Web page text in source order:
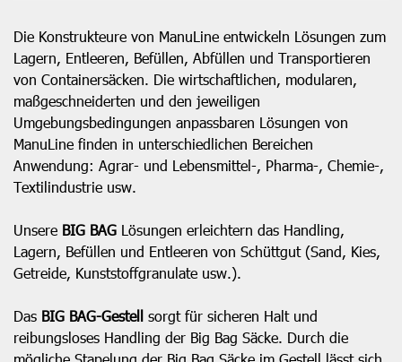
Die Konstrukteure von ManuLine entwickeln Lösungen zum
Lagern, Entleeren, Befüllen, Abfüllen und Transportieren
von Containersäcken. Die wirtschaftlichen, modularen,
maßgeschneiderten und den jeweiligen
Umgebungsbedingungen anpassbaren Lösungen von
ManuLine finden in unterschiedlichen Bereichen
Anwendung: Agrar- und Lebensmittel-, Pharma-, Chemie-,
Textilindustrie usw.
Unsere BIG BAG Lösungen erleichtern das Handling,
Lagern, Befüllen und Entleeren von Schüttgut (Sand, Kies,
Getreide, Kunststoffgranulate usw.).
Das BIG BAG-Gestell sorgt für sicheren Halt und
reibungsloses Handling der Big Bag Säcke. Durch die